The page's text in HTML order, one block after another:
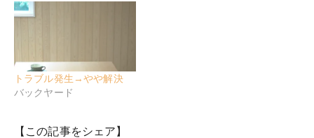
トラブル発生→やや解決
バックヤード
【この記事をシェア】